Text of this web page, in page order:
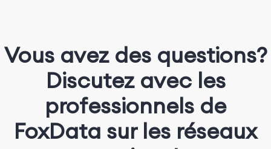
Vous avez des questions?
Discutez avec les
professionnels de
FoxData sur les réseaux